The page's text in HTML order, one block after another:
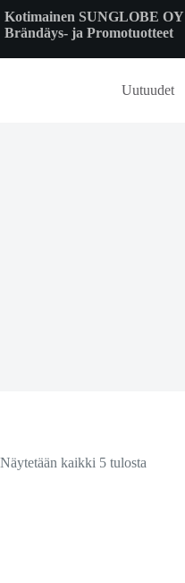
to
content
Kotimainen SUNGLOBE OY
Brändäys- ja Promotuotteet
Uutuudet
Näytetään kaikki 5 tulosta